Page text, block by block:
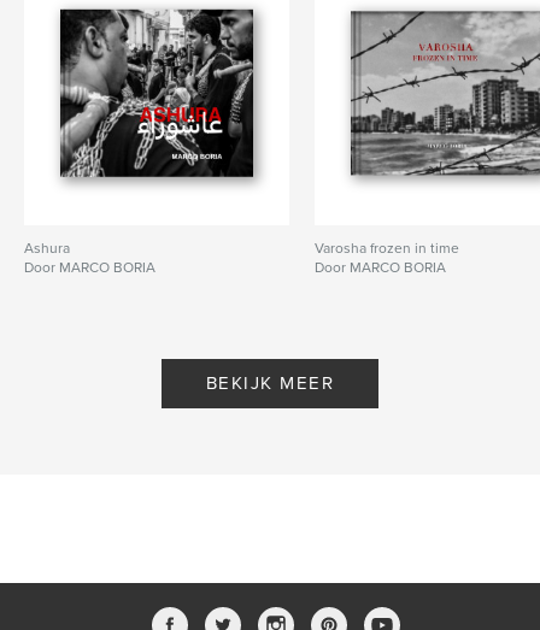
Ashura
Door MARCO BORIA
Varosha frozen in time
Door MARCO BORIA
BEKIJK MEER